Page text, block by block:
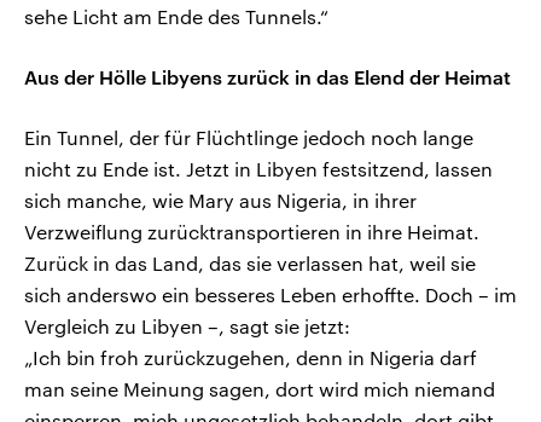
sehe Licht am Ende des Tunnels.“
Aus der Hölle Libyens zurück in das Elend der Heimat
Ein Tunnel, der für Flüchtlinge jedoch noch lange
nicht zu Ende ist. Jetzt in Libyen festsitzend, lassen
sich manche, wie Mary aus Nigeria, in ihrer
Verzweiflung zurücktransportieren in ihre Heimat.
Zurück in das Land, das sie verlassen hat, weil sie
sich anderswo ein besseres Leben erhoffte. Doch – im
Vergleich zu Libyen –, sagt sie jetzt:
„Ich bin froh zurückzugehen, denn in Nigeria darf
man seine Meinung sagen, dort wird mich niemand